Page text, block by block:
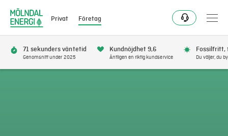
Privat Företag
71 sekunders väntetid
Genomsnitt under 2025
Kundnöjdhet 9,6
Äntligen en riktig kundservice
Fossilfritt,
Du väljer, du